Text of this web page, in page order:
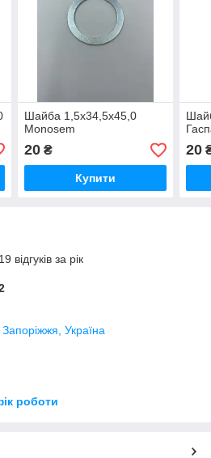
Шайба 1,5х34,5х45,0
Monosem
20₴
Купити
20
відгуків за рік
Україна
роботи